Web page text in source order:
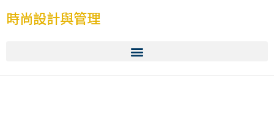
時尚設計與管理